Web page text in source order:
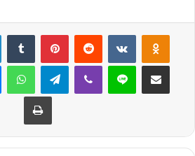
LinkedInTumblr PinterestReddit VKontakte
MessengerWhatsAppTelegramViber Line E-Posta ile
Yazdır